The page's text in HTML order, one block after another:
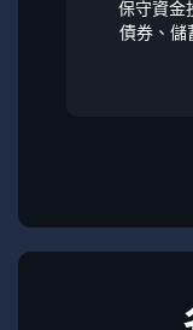
保守資金
債券、儲